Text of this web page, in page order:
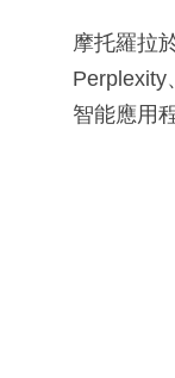
摩托羅拉
Perplexity
智能應用